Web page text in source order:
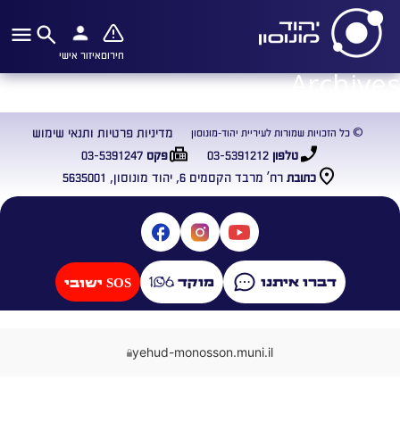
חירוםאיזור אישי
Archives
כתובת רח’ מרבד הקסמים 6, יהוד מונוסון, 5635001
טלפון03-5391212 פקס03-5391247
© כל הזכויות שמורות לעיריית יהוד-מונוסון מדיניות פרטיות ותנאי שימוש
דברו איתנו מוקד SOS ישובי
yehud-monosson.muni.il